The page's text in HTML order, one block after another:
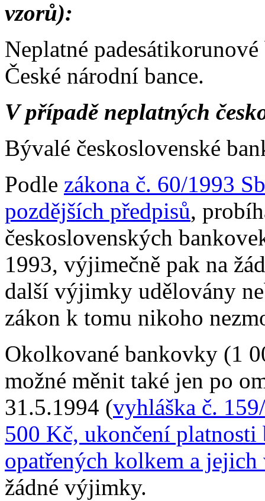
vzorů):
Neplatné
České národní bance.
V případě neplatných
Bývalé československé
Podle zákona č. 60/1993
pozdějších předpisů,
československých
1993, výjimečně pak na
další výjimky udělovány
zákon k tomu nikoho
Okolkované bankovky (1
možné měnit také jen po
31.5.1994 (vyhláška č.
500 Kč, ukončení
opatřených kolkem a jejich
žádné výjimky.